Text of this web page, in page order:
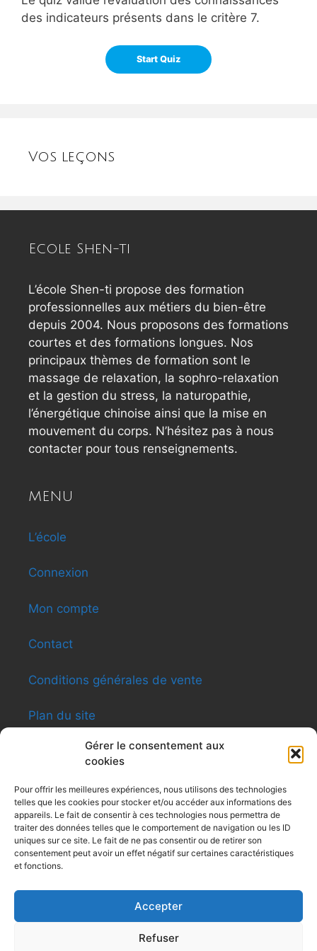
Gérer le consentement aux
cookies
Pour offrir les meilleures expériences, nous utilisons des technologies
telles que les cookies pour stocker et/ou accéder aux informations des
appareils. Le fait de consentir à ces technologies nous permettra de
traiter des données telles que le comportement de navigation ou les ID
uniques sur ce site. Le fait de ne pas consentir ou de retirer son
consentement peut avoir un effet négatif sur certaines caractéristiques
et fonctions.
Accepter
Refuser
des indicateurs présents dans le critère 7.
Vos leçons
Ecole Shen-ti
L’école Shen-ti propose des formation
professionnelles aux métiers du bien-être
depuis 2004. Nous proposons des formations
courtes et des formations longues. Nos
principaux thèmes de formation sont le
massage de relaxation, la sophro-relaxation
et la gestion du stress, la naturopathie,
l’énergétique chinoise ainsi que la mise en
mouvement du corps. N’hésitez pas à nous
contacter pour tous renseignements.
MENU
L’école
Connexion
Mon compte
Contact
Conditions générales de vente
Plan du site
INFORMATIONS
Shen-ti Caldas Formation
8, rue du Général Giraud – Apt12 – 31200
Toulouse
Siret : 479 494 031
contactshenti@yahoo.fr